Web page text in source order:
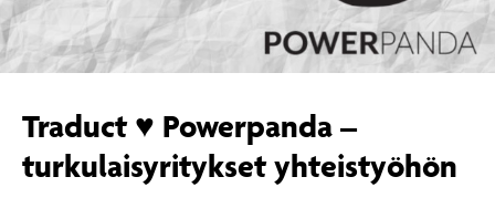
Traduct ♥ Powerpanda –
turkulaisyritykset yhteistyöhön